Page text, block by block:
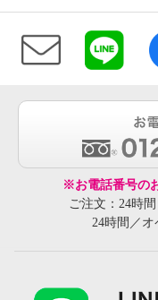
※お電話番号の
ご注文：24時
24時間／オ